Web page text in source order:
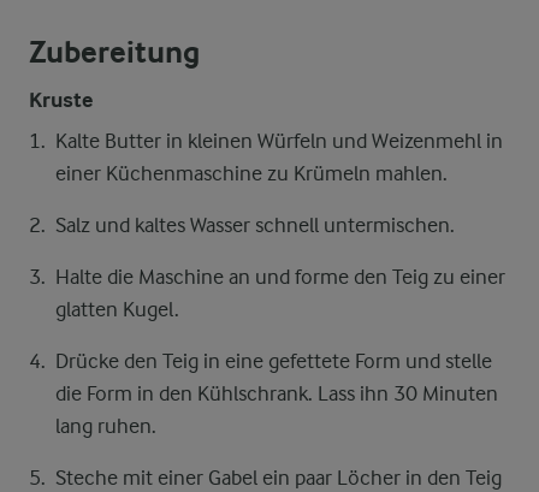
Zubereitung
Kruste
Kalte Butter in kleinen Würfeln und Weizenmehl in
einer Küchenmaschine zu Krümeln mahlen.
Salz und kaltes Wasser schnell untermischen.
Halte die Maschine an und forme den Teig zu einer
glatten Kugel.
Drücke den Teig in eine gefettete Form und stelle
die Form in den Kühlschrank. Lass ihn 30 Minuten
lang ruhen.
Steche mit einer Gabel ein paar Löcher in den Teig